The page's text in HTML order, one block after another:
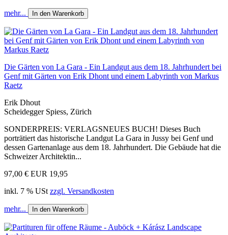
mehr... In den Warenkorb
Die Gärten von La Gara - Ein Landgut aus dem 18. Jahrhundert bei
Genf mit Gärten von Erik Dhont und einem Labyrinth von Markus
Raetz
Erik Dhout
Scheidegger Spiess, Zürich
SONDERPREIS: VERLAGSNEUES BUCH! Dieses Buch
porträtiert das historische Landgut La Gara in Jussy bei Genf und
dessen Gartenanlage aus dem 18. Jahrhundert. Die Gebäude hat die
Schweizer Architektin...
97,00 € EUR 19,95
inkl. 7 % USt zzgl. Versandkosten
mehr... In den Warenkorb